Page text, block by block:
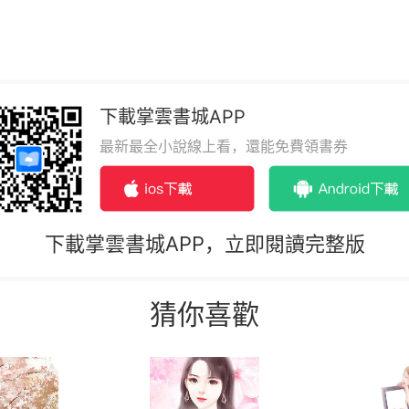
下載掌雲書城APP
最新最全小說線上看，還能免費領書券
下載掌雲書城APP，立即閱讀完整版
猜你喜歡